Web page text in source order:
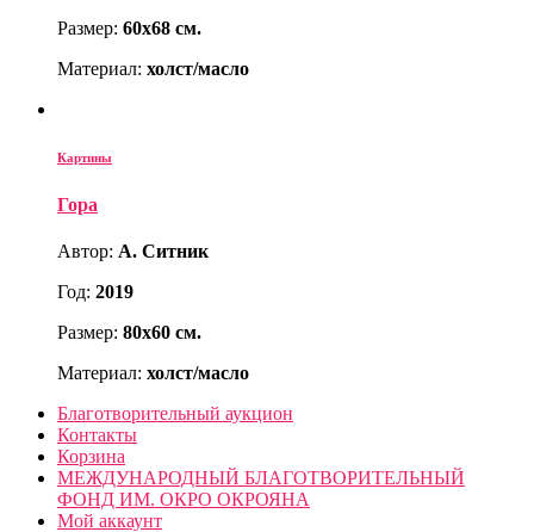
Размер: 60х68 см.
Материал: холст/масло
Картины
Гора
Автор: А. Ситник
Год: 2019
Размер: 80х60 см.
Материал: холст/масло
Благотворительный аукцион
Контакты
Корзина
МЕЖДУНАРОДНЫЙ БЛАГОТВОРИТЕЛЬНЫЙ
ФОНД ИМ. ОКРО ОКРОЯНА
Мой аккаунт